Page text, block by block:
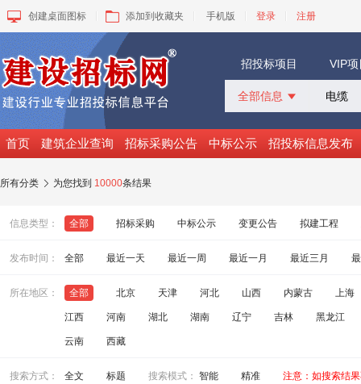
创建桌面图标 添加到收藏夹 手机版 登录 注册
招投标项目 VIP
全部信息 
招标采购
中标公示
询价采购
首页 建筑企业查询 招标采购公告 中标公示 招投标信息发布
所有分类  为您找到 10000条结果
信息类型： 全部 招标采购 中标公示 变更公告 拟建工程
发布时间： 全部 最近一天 最近一周 最近一月 最近三月
所在地区： 全部 北京 天津 河北 山西 内蒙古 上海
江西 河南 湖北 湖南 辽宁 吉林 黑龙江
云南 西藏
搜索方式： 全文 标题 搜索模式： 智能 精准 注意：如搜索结